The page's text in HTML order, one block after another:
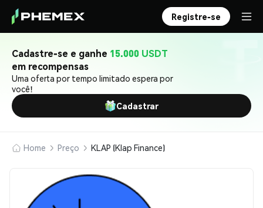
Registre-se
Cadastre-se e ganhe 15.000 USDT
em recompensas
Uma oferta por tempo limitado espera por
você!
Cadastrar
Home Preço KLAP (Klap Finance)